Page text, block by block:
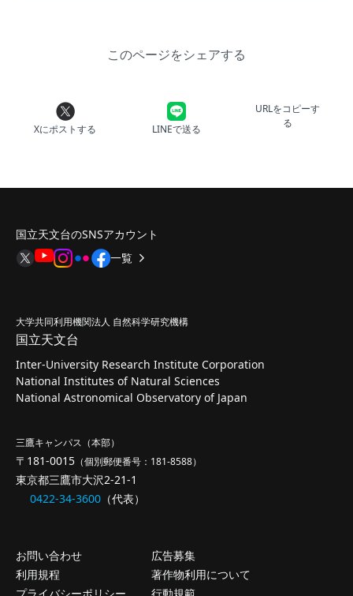
このページをシェアする
Xにポストする LINEで送る
URLをコピーす
る
国立天文台のSNSアカウント
一覧
大学共同利用機関法人 自然科学研究機構
国立天文台
Inter-University Research Institute Corporation
National Institutes of Natural Sciences
National Astronomical Observatory of Japan
三鷹キャンパス（本部）
〒181-0015 （個別郵便番号：181-8588）
東京都三鷹市大沢2-21-1
0422-34-3600 （代表）
お問い合わせ
広告募集
利用規程
著作物利用について
プライバシーポリシー
行動規範